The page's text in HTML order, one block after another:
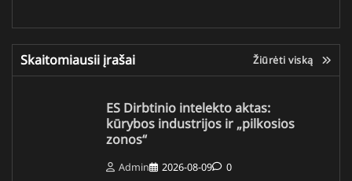
Skaitomiausii įrašai Žiūrėti viską
ES Dirbtinio intelekto aktas:
kūrybos industrijos ir „pilkosios
zonos“
Admin 2026-08-09 0